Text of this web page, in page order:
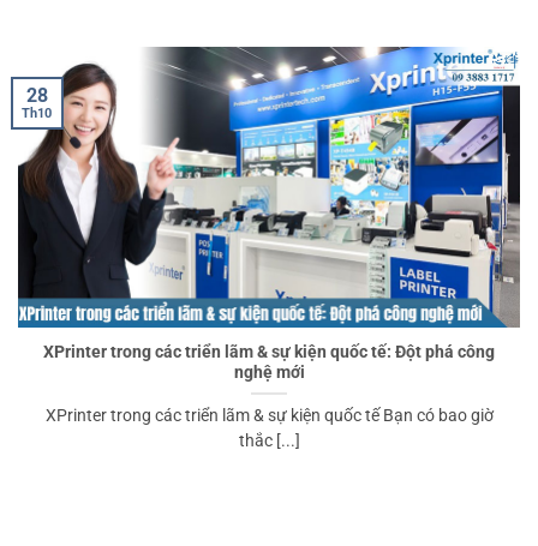
XPrinter trong các triển lãm & sự kiện quốc tế: Đột phá công
nghệ mới
XPrinter trong các triển lãm & sự kiện quốc tế Bạn có bao giờ
thắc [...]
28
Th10